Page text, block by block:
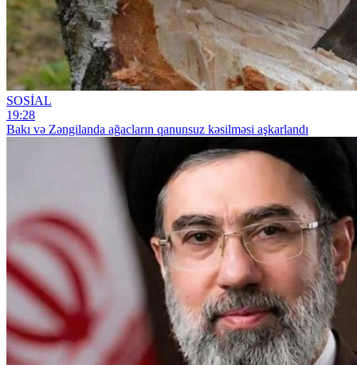
SOSİAL
19:28
Bakı və Zəngilanda ağacların qanunsuz kəsilməsi aşkarlandı